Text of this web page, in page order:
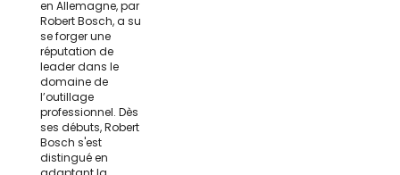
en Allemagne, par
Robert Bosch, a su
se forger une
réputation de
leader dans le
domaine de
l’outillage
professionnel. Dès
ses débuts, Robert
Bosch s'est
distingué en